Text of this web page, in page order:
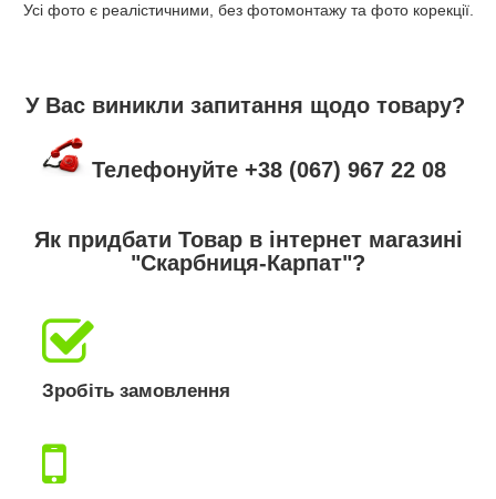
Усі фото є реалістичними, без фотомонтажу та фото корекції.
У Вас виникли запитання щодо товару?
Телефонуйте +38 (067) 967 22 08
Як придбати Товар в інтернет магазині
"Скарбниця-Карпат"?
Зробіть замовлення